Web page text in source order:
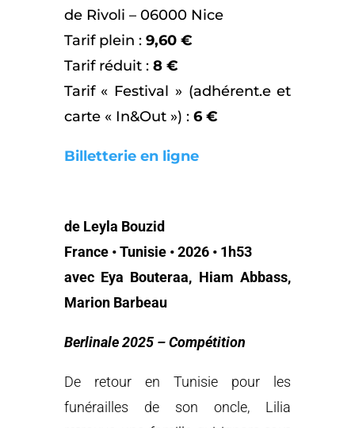
de Rivoli – 06000 Nice
Tarif plein : 9,60 €
Tarif réduit :8 €
Tarif « Festival » (adhérent.e et
carte « In&Out ») :6 €
Billetterie en ligne
de Leyla Bouzid
France • Tunisie • 2026 • 1h53
avec Eya Bouteraa, Hiam Abbass,
Marion Barbeau
Berlinale 2025 – Compétition
De retour en Tunisie pour les
funérailles de son oncle, Lilia